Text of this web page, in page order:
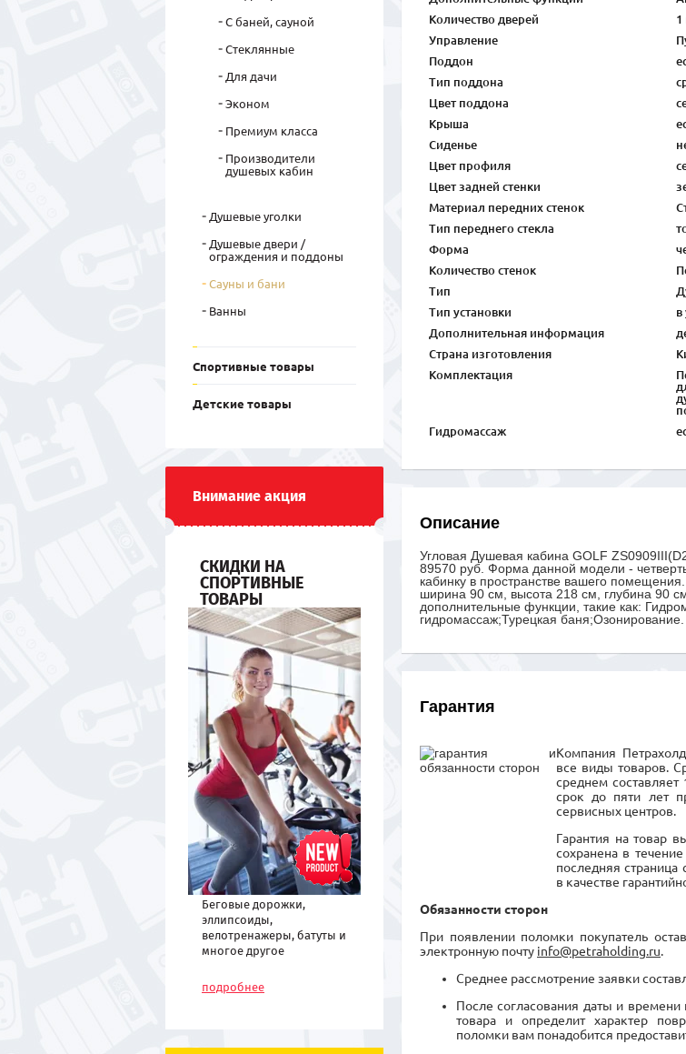
Количество дверей
1
Управление
Поддон
Тип поддона
Цвет поддона
Крыша
Сиденье
Цвет профиля
Цвет задней стенки
Материал передних стенок
Тип переднего стекла
Форма
Количество стенок
Тип
Тип установки
в
Дополнительная информация
Страна изготовления
Комплектация
Гидромассаж
Описание
Угловая Душевая кабина GOLF
89570 руб. Форма данной модели -
кабинку в пространстве вашего
ширина 90 см, высота 218 см, глубина 90
дополнительные функции, такие как:
гидромассаж;Турецкая
Гарантия
Компания
все виды товаров.
среднем составляет
срок до пяти лет
сервисных центров.
Гарантия на товар
сохранена в
последняя
в качестве
Обязанности сторон
При появлении поломки покупатель
электронную почту info@petraholding.ru.
Среднее рассмотрение заявки
После согласования даты и времени
товара и определит характер
поломки вам понадобится
С баней, сауной
Стеклянные
Для дачи
Эконом
Премиум класса
Производители
душевых кабин
Душевые уголки
Душевые двери /
ограждения и поддоны
Сауны и бани
Ванны
Спортивные товары
Детские товары
Внимание акция
СКИДКИ НА
СПОРТИВНЫЕ
ТОВАРЫ
Беговые дорожки,
эллипсоиды,
велотренажеры, батуты и
многое другое
оборудование по низким
ценам
подробнее